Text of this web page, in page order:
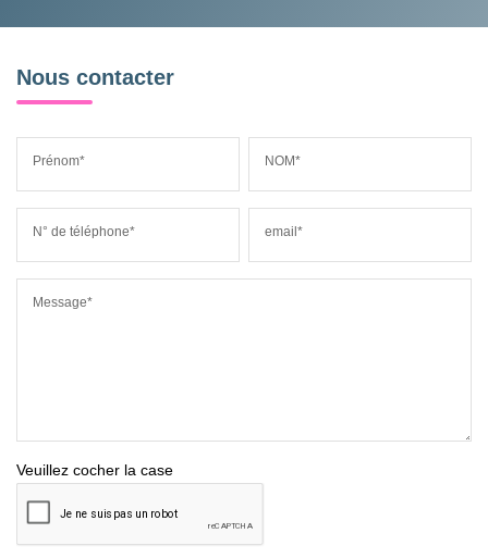
Nous contacter
Prénom* NOM*
N° de téléphone* email*
Message*
Veuillez cocher la case